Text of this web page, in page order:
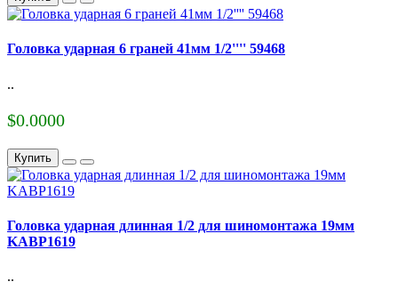
Головка ударная 6 граней 41мм 1/2'''' 59468
..
$0.0000
Купить
Головка ударная длинная 1/2 для шиномонтажа 19мм
KABP1619
..